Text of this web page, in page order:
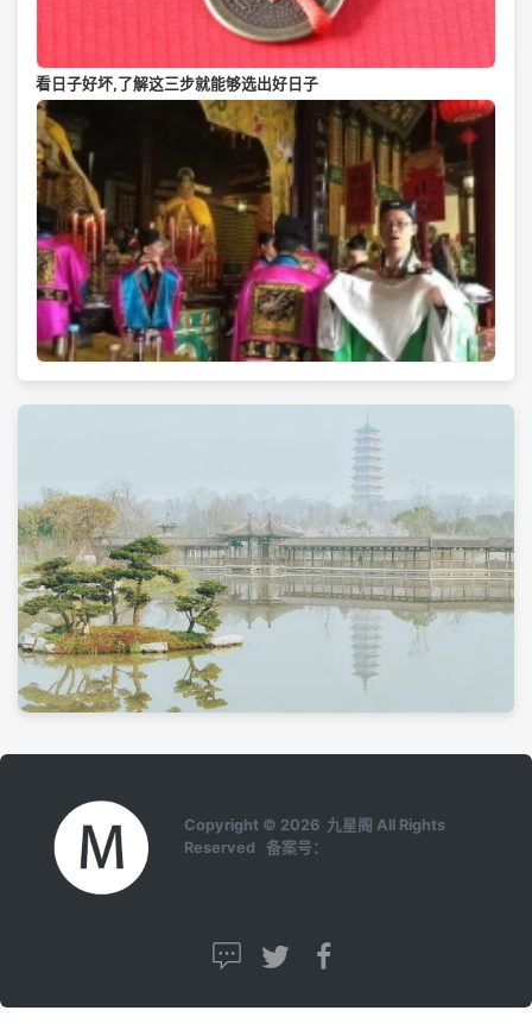
看日子好坏,了解这三步就能够选出好日子
Copyright © 2026 九星阁 All Rights
Reserved 备案号：